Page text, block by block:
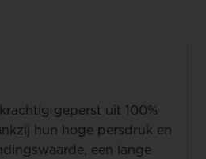
geperst uit 100%
hun hoge persdruk en
een lange